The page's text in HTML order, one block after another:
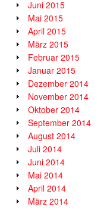
Juni 2015
Mai 2015
April 2015
März 2015
Februar 2015
Januar 2015
Dezember 2014
November 2014
Oktober 2014
September 2014
August 2014
Juli 2014
Juni 2014
Mai 2014
April 2014
März 2014